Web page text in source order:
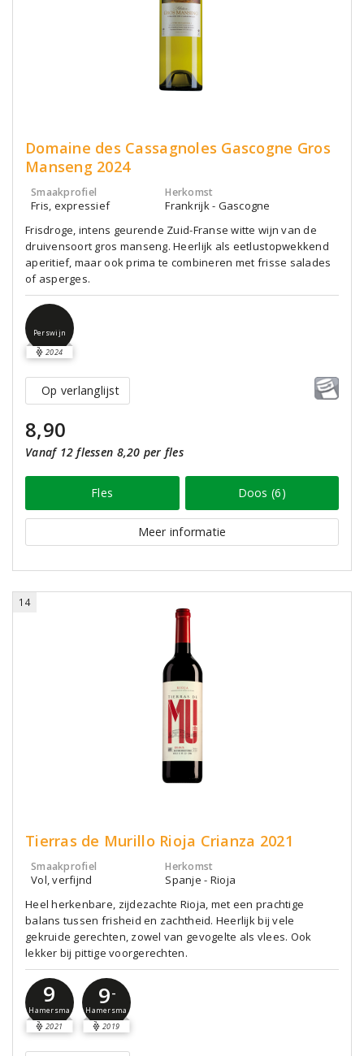
Domaine des Cassagnoles Gascogne Gros
Manseng 2024
Smaakprofiel
Fris, expressief
Herkomst
Frankrijk - Gascogne
Frisdroge, intens geurende Zuid-Franse witte wijn van de
druivensoort gros manseng. Heerlijk als eetlustopwekkend
aperitief, maar ook prima te combineren met frisse salades
of asperges.
Perswijn
2024
Op verlanglijst
8,90
Vanaf 12 flessen 8,20 per fles
Fles Doos (6)
Meer informatie
14
Tierras de Murillo Rioja Crianza 2021
Smaakprofiel
Vol, verfijnd
Herkomst
Spanje - Rioja
Heel herkenbare, zijdezachte Rioja, met een prachtige
balans tussen frisheid en zachtheid. Heerlijk bij vele
gekruide gerechten, zowel van gevogelte als vlees. Ook
lekker bij pittige voorgerechten.
9
Hamersma
2021
9-
Hamersma
2019